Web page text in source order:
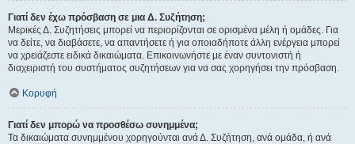
Γιατί δεν έχω πρόσβαση σε μια Δ. Συζήτηση;
Μερικές Δ. Συζητήσεις μπορεί να περιορίζονται σε ορισμένα μέλη ή ομάδες. Για
να δείτε, να διαβάσετε, να απαντήσετε ή για οποιαδήποτε άλλη ενέργεια μπορεί
να χρειάζεστε ειδικά δικαιώματα. Επικοινωνήστε με έναν συντονιστή ή
διαχειριστή του συστήματος συζητήσεων για να σας χορηγήσει την πρόσβαση.
Κορυφή
Γιατί δεν μπορώ να προσθέσω συνημμένα;
Τα δικαιώματα συνημμένου χορηγούνται ανά Δ. Συζήτηση, ανά ομάδα, ή ανά